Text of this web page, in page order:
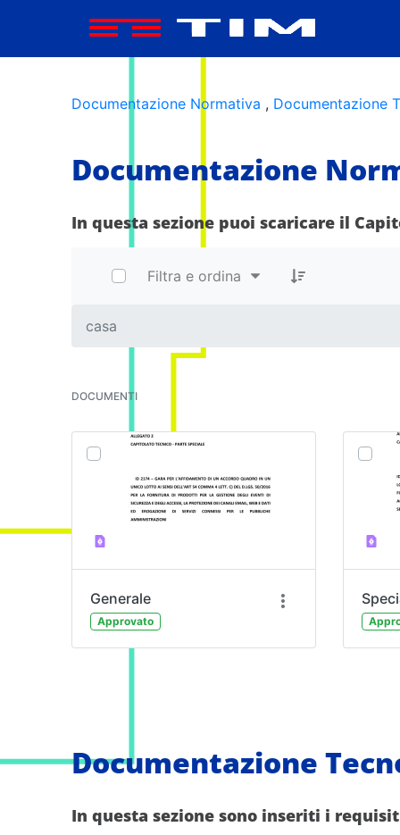
Area Informativa - Accordo
Documentazione Normativa , Documentazione
Documentazione
In questa sezione puoi scaricare il
Filtra e ordina
casa
DOCUMENTI
Generale
Approvato
Documentazione
In questa sezione sono inseriti i